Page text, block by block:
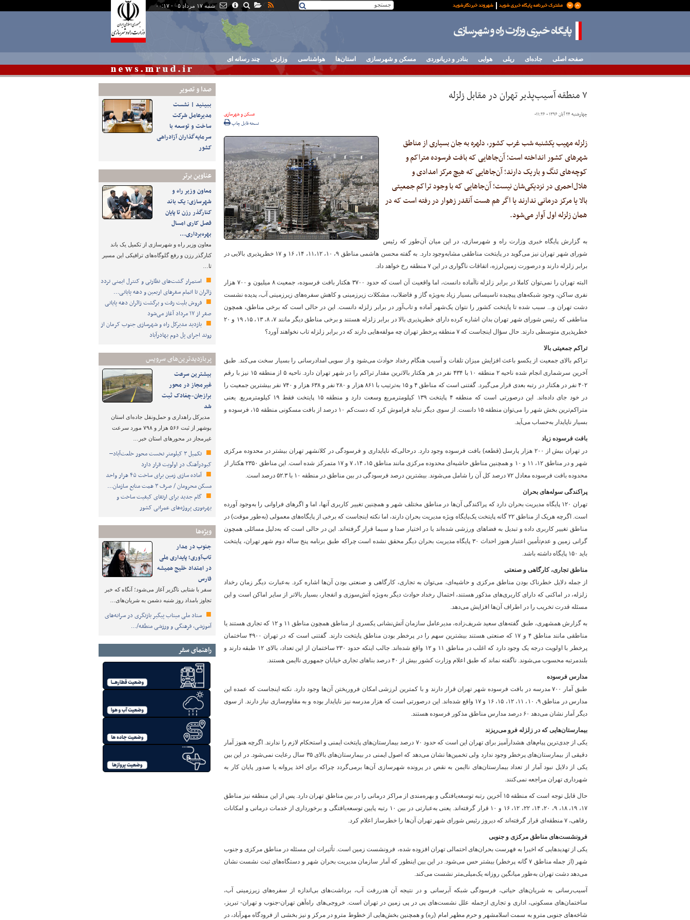
شنبه ۱۷ مرداد ۰۵ - ۰۰:۱۷
پایگاه خبری وزارت راه و
شهرسازی
صفحه اصلی جاده‌ای ریلی هوایی بنادر و دریانوردی مسکن و شهرسازی استان‌ها هواشناسی وزارتی چند رسانه ای
صدا و تصوير
ببینید | نشست
مدیرعامل شرکت
ساخت و توسعه با
سرمایه‌گذاران آزادراهی
کشور
عناوین برتر
معاون وزیر راه و
شهرسازی: یک باند
کنارگذر رزن تا پایان
فصل کاری امسال
بهره‌برداری…
معاون وزیر راه و شهرسازی از تکمیل یک باند
کنارگذر رزن و رفع گلوگاه‌های ترافیکی این مسیر
تا…
استمرار گشت‌های نظارتی و کنترل ایمنی تردد
زائران تا اتمام سفرهای اربعین و دهه پایانی…
فروش بلیت رفت و برگشت زائران دهه پایانی
صفر از ۱۷ مرداد آغاز می‌شود
بازدید مدیرکل راه و شهرسازی جنوب کرمان از
روند اجرای پل دوم بهادرآباد
پربازدیدترین‌های سرویس
بیشترین سرعت
غیرمجاز در محور
برازجان-چغادک ثبت
شد
مدیرکل راهداری و حمل‌ونقل جاده‌ای استان
بوشهر از ثبت ۵۶۶ هزار و ۷۹۸ مورد سرعت
غیرمجاز در محورهای استان خبر…
تکمیل ۳ کیلومتر نخست محور خلعت‌آباد–
کبودرآهنگ در اولویت قرار دارد
آماده سازی زمین برای ساخت ۴۵ هزار واحد
مسکن محرومان / صرف ۳ همت منابع سازمان…
گام جدید برای ارتقای کیفیت ساخت و
بهره‌وری پروژه‌های عمرانی کشور
ویژه‌ها
جنوب در مدار
تاب‌آوری؛ پایداری ملی
در امتداد خلیج همیشه
فارس
سفر با شتابی ناگزیر آغاز می‌شود؛ آنگاه که خبر
تجاوز بامداد روز شنبه دشمن به شریان‌های…
ستاد ملی میناب پیگیر بازنگری در سرانه‌های
آموزشی، فرهنگی و ورزشی منطقه/…
راهنمای سفر
۷ منطقه آسیب‌پذیر تهران در مقابل زلزله
چهارشنبه ۲۴ آبان ۱۳۹۶ - ۱۱:۲۶ -
مسکن و شهرسازی
نسخه قابل چاپ
زلزله مهیب یکشنبه شب غرب کشور، دلهره به جان بسیاری از مناطق
شهر‌های کشور انداخته است؛ آن‌جا‌هایی که بافت فرسوده متراکم و
کوچه‌های تنگ و باریک دارند؛ آن‌جا‌هایی که هیچ مرکز امدادی و
هلال‌احمری در نزدیکی‌شان نیست؛ آن‌جا‌هایی که با وجود تراکم جمعیتی
بالا یا مرکز درمانی ندارند یا اگر هم هست آنقدر زهوار در رفته است که در
همان زلزله اول آوار می‌شود.
به گزارش پایگاه خبری وزارت راه و شهرسازی، در این میان آن‌طور که رئیس
شورای شهر تهران نیز می‌گوید در پایتخت مناطقی مشابه‌وجود دارد. به گفته محسن هاشمی مناطق ۹، ۱۰، ۱۱،۱۲، ۱۴، ۱۶ و ۱۷ خطرپذیری بالایی در
برابر زلزله دارند و درصورت زمین‌لرزه، اتفاقات ناگواری در این ۷ منطقه رخ خواهد داد.
البته تهران را نمی‌توان کاملا در برابر زلزله ناآماده دانست، اما واقعیت آن است که حدود ۳۷۰۰ هکتار بافت فرسوده، جمعیت ۸ میلیون و ۷۰۰ هزار
نفری ساکن، وجود شبکه‌های پیچیده تاسیساتی بسیار زیاد به‌ویژه گاز و فاضلاب، مشکلات زیرزمینی و کاهش سفره‌های زیرزمینی آب، پدیده نشست
دشت تهران و... سبب شده تا پایتخت کشور را نتوان یک‌شهر آماده و تاب‌آور در برابر زلزله دانست. این در حالی است که برخی مناطق، همچون
مناطقی که رئیس شورای شهر تهران بدان اشاره کرده دارای خطر‌پذیری بالا در برابر زلزله هستند و برخی مناطق دیگر مانند ۷، ۸، ۱۳، ۱۵، ۱۹ و ۲۰
خطرپذیری متوسطی دارند. حال سؤال اینجاست که ۷ منطقه پرخطر تهران چه مولفه‌هایی دارند که در برابر زلزله تاب نخواهند آورد؟
تراکم جمعیتی بالا
تراکم بالای جمعیت از یکسو باعث افزایش میزان تلفات و آسیب هنگام رخداد حوادث می‌شود و از سویی امدادرسانی را بسیار سخت می‌کند. طبق
آخرین سرشماری انجام شده ناحیه ۲ منطقه ۱۰ با ۴۳۴ نفر در هر هکتار بالاترین مقدار تراکم را در شهر تهران دارد. ناحیه ۵ از منطقه ۱۵ نیز با رقم
۴۰۲ نفر در هکتار در رتبه بعدی قرار می‌گیرد. گفتنی است که مناطق ۴ و ۱۵ به‌ترتیب با ۸۶۱ هزار و ۲۸۰ نفر و ۶۳۸ هزار و ۷۴۰ نفر بیشترین جمعیت را
در خود جای داده‌اند. این درصورتی است که منطقه ۴ پایتخت ۱۳۹ کیلومترمربع وسعت دارد و منطقه ۱۵ پایتخت فقط ۱۹ کیلومترمربع. یعنی
متراکم‌ترین بخش شهر را می‌توان منطقه ۱۵ دانست. از سوی دیگر نباید فراموش کرد که دست‌کم ۱۰ درصد از بافت مسکونی منطقه ۱۵، فرسوده و
بسیار ناپایدار به‌حساب می‌آید.
بافت فرسوده زیاد
در تهران بیش از ۲۰۰ هزار پارسل (قطعه) بافت فرسوده وجود دارد. درحالی‌که ناپایداری و فرسودگی در کلانشهر تهران بیشتر در محدوده مرکزی
شهر و در مناطق ۱۲، ۱۱ و ۱۰ و همچنین مناطق حاشیه‌ای محدوده مرکزی مانند مناطق ۱۵، ۱۴، ۷ و ۱۷ متمرکز شده است. این مناطق ۲۳۵۰ هکتار از
محدوده بافت فرسوده معادل ۷۲ درصد کل آن را شامل می‌شوند. بیشترین درصد فرسودگی در بین مناطق در منطقه ۱۰ با ۵۲.۳ درصد است.
پراکند‌گی سوله‌های بحران
تهران ۱۲۰ پایگاه مدیریت بحران دارد که پراکندگی آن‌ها در مناطق مختلف شهر و همچنین تغییر کاربری آنها، اما و اگر‌های فراوانی را به‌وجود آورده
است. اگرچه هریک از مناطق ۲۲ گانه پایتخت یک‌پایگاه ویژه مدیریت بحران دارند، اما نکته اینجاست که برخی از پایگاه‌های معمولی (به‌طور موقت) در
مناطق تغییر کاربری داده و تبدیل به فضا‌های ورزشی شده‌اند یا در اختیار صدا و سیما قرار گرفته‌اند. این در حالی است که به‌دلیل مسائلی همچون
گرانی زمین و عدم‌تأمین اعتبار هنوز احداث ۳۰ پایگاه مدیریت بحران دیگر محقق نشده است چراکه طبق برنامه پنج ساله دوم شهر تهران، پایتخت
باید ۱۵۰ پایگاه داشته باشد.
مناطق تجاری، کارگاهی و صنعتی
از جمله دلایل خطرناک بودن مناطق مرکزی و حاشیه‌ای، می‌توان به تجاری، کارگاهی و صنعتی بودن آن‌ها اشاره کرد. به‌عبارت دیگر زمان رخداد
زلزله، در اماکنی که دارای کاربری‌های مذکور هستند، احتمال رخداد حوادث دیگر به‌ویژه آتش‌سوزی و انفجار، بسیار بالاتر از سایر اماکن است و این
مسئله قدرت تخریب را در اطراف آن‌ها افزایش می‌دهد.
به گزارش همشهری، طبق گفته‌های سعید شریف‌زاده، مدیرعامل سازمان آتش‌نشانی یکسری از مناطق همچون مناطق ۱۱ و ۱۲ که تجاری هستند یا
مناطقی مانند مناطق ۴ و ۱۷ که صنعتی هستند بیشترین سهم را در پرخطر بودن مناطق پایتخت دارند. گفتنی است که در تهران ۴۹۰۰ ساختمان
پرخطر با اولویت درجه یک وجود دارد که اغلب در مناطق ۱۱ و ۱۲ واقع شده‌اند. جالب اینکه حدود ۲۳۰ ساختمان از این تعداد، بالای ۱۲ طبقه دارند و
بلندمرتبه محسوب می‌شوند. ناگفته نماند که طبق اعلام وزارت کشور بیش از ۴۰ درصد بنا‌های تجاری خیابان جمهوری ناایمن هستند.
مدارس فرسوده
طبق آمار ۷۰۰ مدرسه در بافت فرسوده شهر تهران قرار دارند و با کمترین لرزشی امکان فرو‌ریختن آن‌ها وجود دارد. نکته اینجاست که عمده این
مدارس در مناطق ۹، ۱۰، ۱۱، ۱۲، ۱۵، ۱۶ و ۱۷ واقع شده‌اند. این درصورتی است که هزار مدرسه نیز ناپایدار بوده و به مقاوم‌سازی نیاز دارند. از سوی
دیگر آمار نشان می‌دهد ۶۰ درصد مدارس مناطق مذکور فرسوده هستند.
بیمارستان‌هایی که در زلزله فرو می‌ریزند
یکی از جدی‌ترین پیام‌های هشدارآمیز برای تهران این است که حدود ۷۰ درصد بیمارستان‌های پایتخت ایمنی و استحکام لازم را ندارند. اگرچه هنوز آمار
دقیقی از بیمارستان‌های پرخطر وجود ندارد ولی تخمین‌ها نشان می‌دهد که اصول ایمنی در بیمارستان‌های بالای ۳۵ سال رعایت نمی‌شود. در این بین
یکی از دلایل نبود آمار از تعداد بیمارستان‌های ناایمن به نقص در پرونده شهرسازی آن‌ها برمی‌گردد چراکه برای اخذ پروانه یا صدور پایان کار به
شهرداری تهران مراجعه نمی‌کنند.
حال قابل توجه است که منطقه ۱۵ آخرین رتبه توسعه‌یافتگی و بهره‌مندی از مراکز درمانی را در بین مناطق تهران دارد. پس از این منطقه نیز مناطق
۱۷، ۱۹، ۱۸، ۹، ۲۰، ۱۴، ۲۲، ۱۲، ۱۶ و ۱۰ قرار گرفته‌اند. یعنی به‌عبارتی در بین ۱۰ رتبه پایین توسعه‌یافتگی و برخورداری از خدمات درمانی و امکانات
رفاهی، ۷ منطقه‌ای قرار گرفته‌اند که دیروز رئیس شورای شهر تهران آن‌ها را خطرساز اعلام کرد.
فرونشست‌های مناطق مرکزی و جنوبی
یکی از تهدید‌هایی که اخیرا به فهرست بحران‌های احتمالی تهران افزوده شده، فرونشست زمین است. تأثیرات این مسئله در مناطق مرکزی و جنوب
شهر (از جمله مناطق ۷ گانه پرخطر) بیشتر حس می‌شود. در این بین اینطور که آمار سازمان مدیریت بحران شهر و دستگاه‌های ثبت نشست نشان
می‌دهد دشت تهران به‌طور میانگین روزانه یک‌میلی‌متر نشست می‌کند.
آسیب‌رسانی به شریان‌های حیاتی، فرسودگی شبکه آبرسانی و در نتیجه آن هدر‌رفت آب، برداشت‌های بی‌اندازه از سفره‌های زیرزمینی آب،
ساختمان‌های مسکونی، اداری و تجاری ازجمله علل نشست‌های پی در پی زمین در تهران است. خروجی‌های راه‌آهن تهران-جنوب و تهران- تبریز،
شاخه‌های جنوبی مترو به سمت اسلامشهر و حرم مطهر امام (ره) و همچنین بخش‌هایی از خطوط مترو در مرکز و نیز بخشی از فرودگاه مهرآباد، در